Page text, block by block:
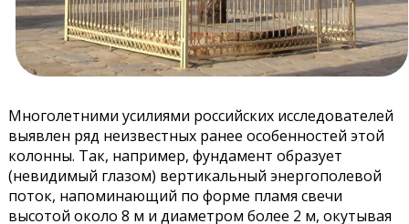
Многолетними усилиями российских исследователей
выявлен ряд неизвестных ранее особенностей этой
колонны. Так, например, фундамент образует
(невидимый глазом) вертикальный энергополевой
поток, напоминающий по форме пламя свечи
высотой около 8 м и диаметром более 2 м, окутывая